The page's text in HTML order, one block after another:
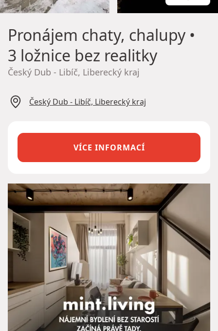
Pronájem chaty, chalupy•
3 ložnice bez realitky
Český Dub - Libíč, Liberecký kraj
Český Dub - Libíč, Liberecký kraj
VÍCE INFORMACÍ